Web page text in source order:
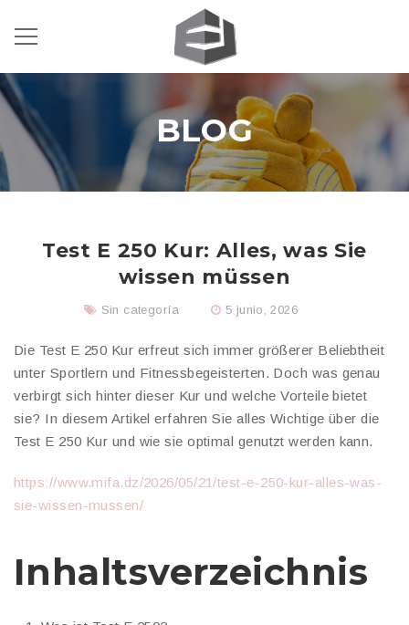
BLOG
Test E 250 Kur: Alles, was Sie
wissen müssen
Sin categoría 5 junio, 2026
Die Test E 250 Kur erfreut sich immer größerer Beliebtheit
unter Sportlern und Fitnessbegeisterten. Doch was genau
verbirgt sich hinter dieser Kur und welche Vorteile bietet
sie? In diesem Artikel erfahren Sie alles Wichtige über die
Test E 250 Kur und wie sie optimal genutzt werden kann.
https://www.mifa.dz/2026/05/21/test-e-250-kur-alles-was-
sie-wissen-mussen/
Inhaltsverzeichnis